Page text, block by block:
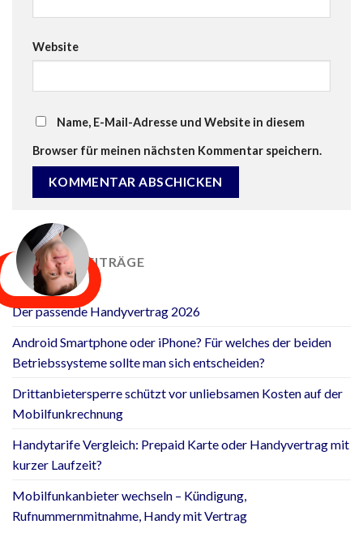
Website
Name, E-Mail-Adresse und Website in diesem
Browser für meinen nächsten Kommentar speichern.
NEUESTE BEITRÄGE
Der passende Handyvertrag 2026
Android Smartphone oder iPhone? Für welches der beiden
Betriebssysteme sollte man sich entscheiden?
Drittanbietersperre schützt vor unliebsamen Kosten auf der
Mobilfunkrechnung
Handytarife Vergleich: Prepaid Karte oder Handyvertrag mit
kurzer Laufzeit?
Mobilfunkanbieter wechseln – Kündigung,
Rufnummernmitnahme, Handy mit Vertrag